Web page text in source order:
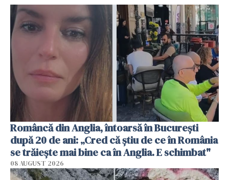
Româncă din Anglia, întoarsă în București
după 20 de ani: „Cred că știu de ce în România
se trăiește mai bine ca în Anglia. E schimbat"
08 AUGUST 2026